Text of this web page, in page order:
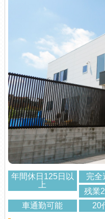
年間休日125日以
上
完全
残業
車通勤可能
20